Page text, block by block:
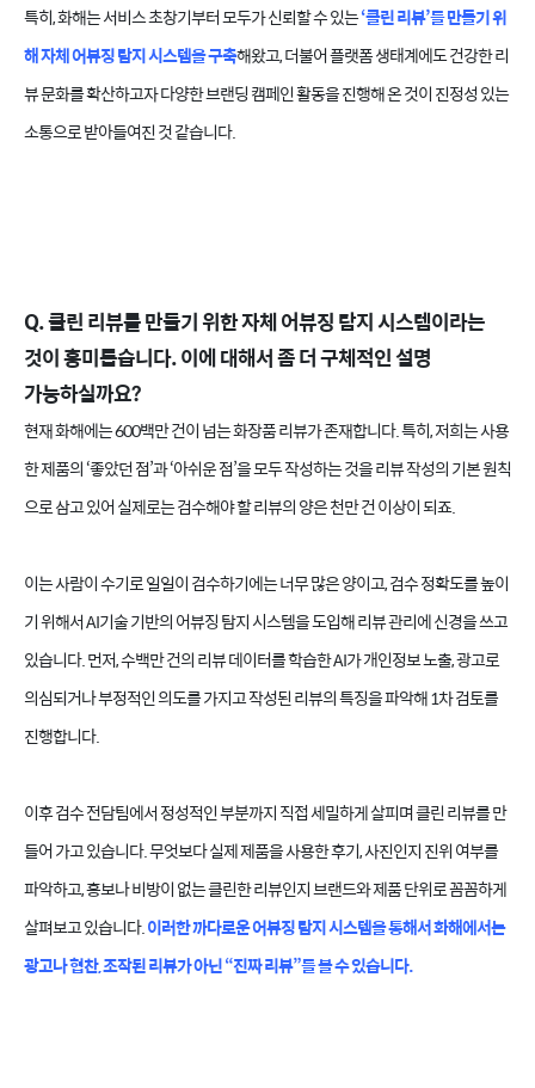
특히, 화해는 서비스 초창기부터 모두가 신뢰할 수 있는‘클린 리뷰’를 만들기 위
해 자체 어뷰징 탐지 시스템을 구축해왔고, 더불어 플랫폼 생태계에도 건강한 리
뷰 문화를 확산하고자 다양한 브랜딩 캠페인 활동을 진행해 온 것이 진정성 있는
소통으로 받아들여진 것 같습니다.
Q. 클린 리뷰를 만들기 위한 자체 어뷰징 탐지 시스템이라는
것이 흥미롭습니다. 이에 대해서 좀 더 구체적인 설명
가능하실까요?
현재 화해에는 600백만 건이 넘는 화장품 리뷰가 존재합니다. 특히, 저희는 사용
한 제품의 ‘좋았던 점’과 ‘아쉬운 점’을 모두 작성하는 것을 리뷰 작성의 기본 원칙
으로 삼고 있어 실제로는 검수해야 할 리뷰의 양은 천만 건 이상이 되죠.
이는 사람이 수기로 일일이 검수하기에는 너무 많은 양이고, 검수 정확도를 높이
기 위해서 AI기술 기반의 어뷰징 탐지 시스템을 도입해 리뷰 관리에 신경을 쓰고
있습니다. 먼저, 수백만 건의 리뷰 데이터를 학습한 AI가 개인정보 노출, 광고로
의심되거나 부정적인 의도를 가지고 작성된 리뷰의 특징을 파악해 1차 검토를
진행합니다.
이후 검수 전담팀에서 정성적인 부분까지 직접 세밀하게 살피며 클린 리뷰를 만
들어 가고 있습니다. 무엇보다 실제 제품을 사용한 후기, 사진인지 진위 여부를
파악하고, 홍보나 비방이 없는 클린한 리뷰인지 브랜드와 제품 단위로 꼼꼼하게
살펴보고 있습니다.이러한 까다로운 어뷰징 탐지 시스템을 통해서 화해에서는
광고나 협찬, 조작된 리뷰가 아닌 “진짜 리뷰”를 볼 수 있습니다.